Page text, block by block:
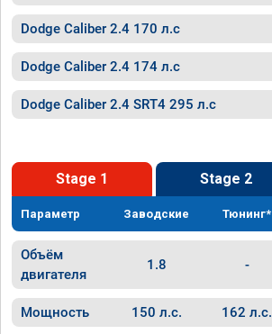
Dodge Caliber 2.4 170 л.с
Dodge Caliber 2.4 174 л.с
Dodge Caliber 2.4 SRT4 295 л.с
Stage 1 Stage 2
Параметр Заводские Тюнинг*
Объём
двигателя
1.8 -
Мощность 150 л.с. 162 л.с.